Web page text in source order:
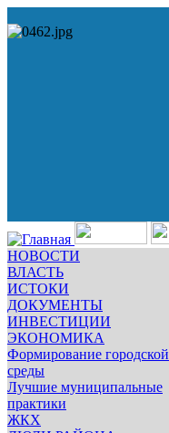
НОВОСТИ
ВЛАСТЬ
ИСТОКИ
ДОКУМЕНТЫ
ИНВЕСТИЦИИ
ЭКОНОМИКА
Формирование городской
среды
Лучшие муниципальные
практики
ЖКХ